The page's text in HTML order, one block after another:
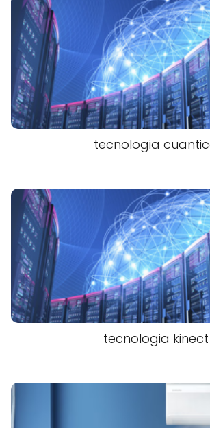
tecnologia
tecnologia kinect